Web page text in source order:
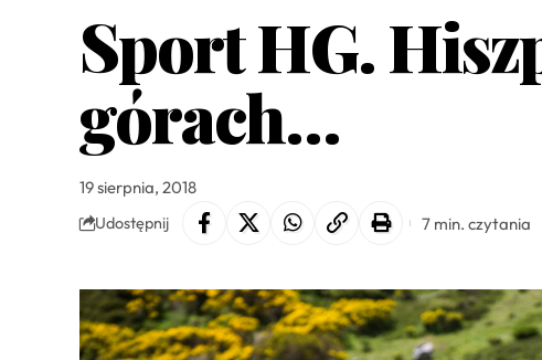
Sport HG.
górach…
19 sierpnia, 2018
Udostępnij 7 min. czytania